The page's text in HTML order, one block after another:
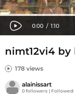
nimt12vi4 by
178 views
alainissart
0 followers | Followed: